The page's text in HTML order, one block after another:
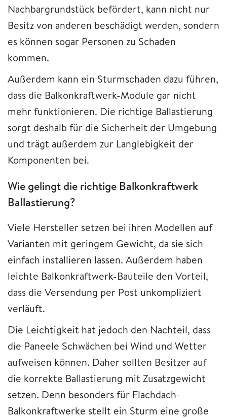
Nachbargrundstück befördert, kann nicht nur
Besitz von anderen beschädigt werden, sondern
es können sogar Personen zu Schaden
kommen.
Außerdem kann ein Sturmschaden dazu führen,
dass die Balkonkraftwerk-Module gar nicht
mehr funktionieren. Die richtige Ballastierung
sorgt deshalb für die Sicherheit der Umgebung
und trägt außerdem zur Langlebigkeit der
Komponenten bei.
Wie gelingt die richtige Balkonkraftwerk
Ballastierung?
Viele Hersteller setzen bei ihren Modellen auf
Varianten mit geringem Gewicht, da sie sich
einfach installieren lassen. Außerdem haben
leichte Balkonkraftwerk-Bauteile den Vorteil,
dass die Versendung per Post unkompliziert
verläuft.
Die Leichtigkeit hat jedoch den Nachteil, dass
die Paneele Schwächen bei Wind und Wetter
aufweisen können. Daher sollten Besitzer auf
die korrekte Ballastierung mit Zusatzgewicht
setzen. Denn besonders für Flachdach-
Balkonkraftwerke stellt ein Sturm eine große